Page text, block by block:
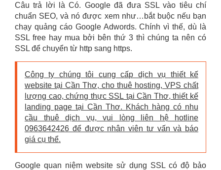
Câu trả lời là Có. Google đã đưa SSL vào tiêu chí
chuẩn SEO, và nó được xem như…bắt buộc nếu bạn
chạy quảng cáo Google Adwords. Chính vì thế, dù là
SSL free hay mua bởi bên thứ 3 thì chúng ta nên có
SSL để chuyển từ http sang https.
Công ty chúng tôi cung cấp dịch vụ thiết kế
website tại Cần Thơ, cho thuê hosting, VPS chất
lượng cao, chứng thực SSL tại Cần Thơ, thiết kế
landing page tại Cần Thơ. Khách hàng có nhu
cầu thuê dịch vụ, vui lòng liên hệ hotline
0963642426 để được nhân viên tư vấn và báo
giá cụ thể.
Google quan niệm website sử dụng SSL có độ bảo